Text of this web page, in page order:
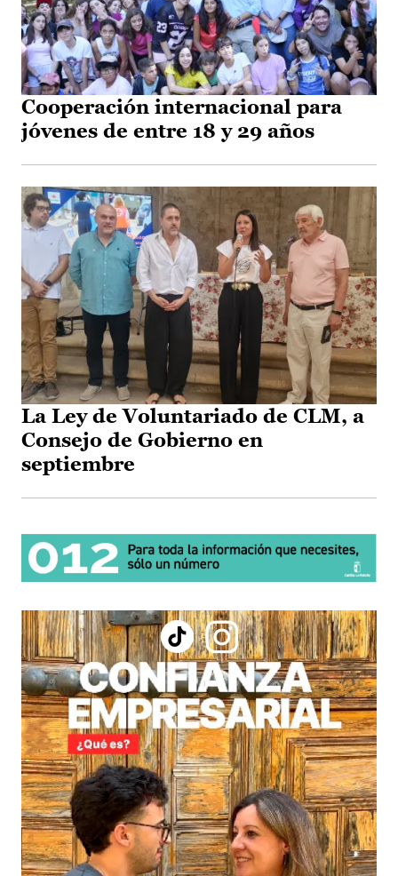
Cooperación internacional para
jóvenes de entre 18 y 29 años
La Ley de Voluntariado de CLM, a
Consejo de Gobierno en
septiembre